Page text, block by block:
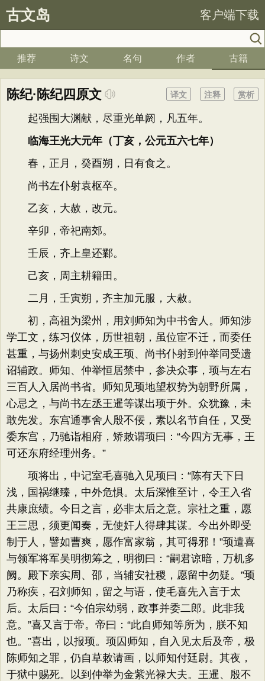
古文岛 客户端下载
推荐 诗文 名句 作者 古籍
陈纪·陈纪四原文 赏析
注释
译文
起强围大渊献，尽重光单阏，凡五年。
临海王光大元年（丁亥，公元五六七年）
春，正月，癸酉朔，日有食之。
尚书左仆射袁枢卒。
乙亥，大赦，改元。
辛卯，帝祀南郊。
壬辰，齐上皇还鄴。
己亥，周主耕籍田。
二月，壬寅朔，齐主加元服，大赦。
初，高祖为梁州，用刘师知为中书舍人。师知涉
学工文，练习仪体，历世祖朝，虽位宦不迁，而委任
甚重，与扬州刺史安成王顼、尚书仆射到仲举同受遗
诏辅政。师知、仲举恒居禁中，参决众事，顼与左右
三百人入居尚书省。师知见顼地望权势为朝野所属，
心忌之，与尚书左丞王暹等谋出顼于外。众犹豫，未
敢先发。东宫通事舍人殷不佞，素以名节自任，又受
委东宫，乃驰诣相府，矫敕谓顼曰：“今四方无事，王
可还东府经理州务。”
顼将出，中记室毛喜驰入见顼曰：“陈有天下日
浅，国祸继臻，中外危惧。太后深惟至计，令王入省
共康庶绩。今日之言，必非太后之意。宗社之重，愿
王三思，须更闻奏，无使奸人得肆其谋。今出外即受
制于人，譬如曹爽，愿作富家翁，其可得邪！”顼遣喜
与领军将军吴明彻筹之，明彻曰：“嗣君谅暗，万机多
阙。殿下亲实周、邵，当辅安社稷，愿留中勿疑。”顼
乃称疾，召刘师知，留之与语，使毛喜先入言于太
后。太后曰：“今伯宗幼弱，政事并委二郎。此非我
意。”喜又言于帝。帝曰：“此自师知等所为，朕不知
也。”喜出，以报顼。顼囚师知，自入见太后及帝，极
陈师知之罪，仍自草敕请画，以师知付廷尉。其夜，
于狱中赐死。以到仲举为金紫光禄大夫。王暹、殷不